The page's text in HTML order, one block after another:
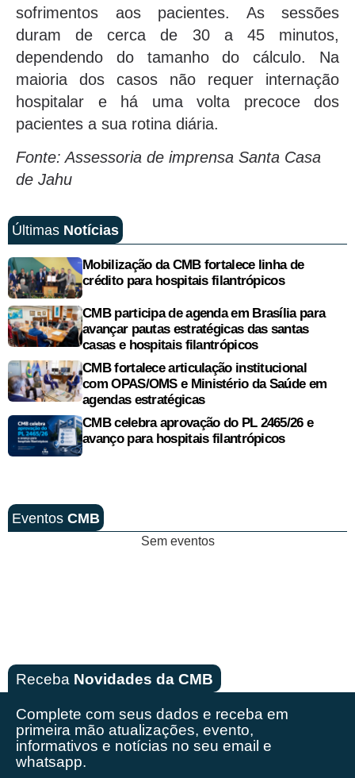
sofrimentos aos pacientes. As sessões
duram de cerca de 30 a 45 minutos,
dependendo do tamanho do cálculo. Na
maioria dos casos não requer internação
hospitalar e há uma volta precoce dos
pacientes a sua rotina diária.
Fonte: Assessoria de imprensa Santa Casa
de Jahu
Últimas Notícias
Mobilização da CMB fortalece linha de
crédito para hospitais filantrópicos
CMB participa de agenda em Brasília para
avançar pautas estratégicas das santas
casas e hospitais filantrópicos
CMB fortalece articulação institucional
com OPAS/OMS e Ministério da Saúde em
agendas estratégicas
CMB celebra aprovação do PL 2465/26 e
avanço para hospitais filantrópicos
Eventos CMB
Sem eventos
Receba Novidades da CMB
Complete com seus dados e receba em
primeira mão atualizações, evento,
informativos e notícias no seu email e
whatsapp.